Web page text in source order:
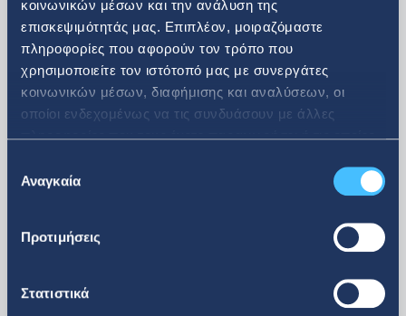
κοινωνικών μέσων και την ανάλυση της
επισκεψιμότητάς μας. Επιπλέον, μοιραζόμαστε
πληροφορίες που αφορούν τον τρόπο που
χρησιμοποιείτε τον ιστότοπό μας με συνεργάτες
κοινωνικών μέσων, διαφήμισης και αναλύσεων, οι
οποίοι ενδεχομένως να τις συνδυάσουν με άλλες
πληροφορίες που τους έχετε παραχωρήσει ή τις οποίες
των υπηρεσιών τους.
συγκατάθεσης
Αναγκαία
Προτιμήσεις
Στατιστικά
08. 07. 2026
Ανακοίνωση αγοράς ιδίων
μετοχών